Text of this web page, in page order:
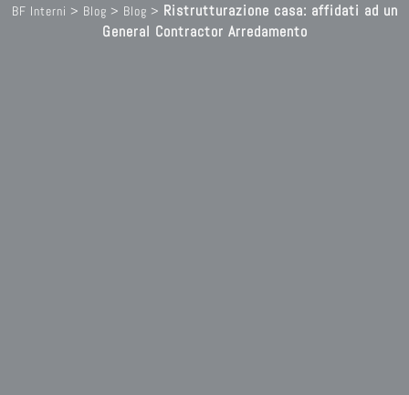
BF Interni > Blog > Blog > Ristrutturazione casa: affidati ad un
General Contractor Arredamento